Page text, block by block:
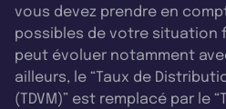
vous devez prendre en
possibles de votre situation
peut évoluer notamment
ailleurs, le “Taux de
(TDVM)” est remplacé par le